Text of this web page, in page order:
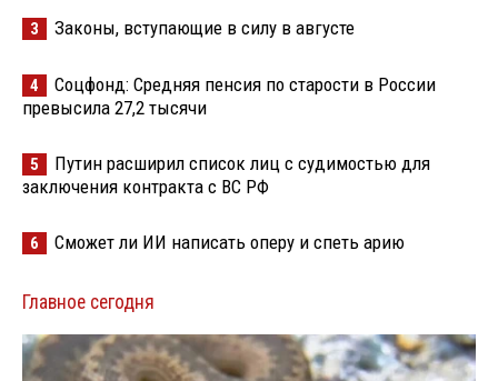
3 Законы, вступающие в силу в августе
4
Соцфонд: Средняя пенсия по старости в России
превысила 27,2 тысячи
5
Путин расширил список лиц с судимостью для
заключения контракта с ВС РФ
6 Сможет ли ИИ написать оперу и спеть арию
Главное сегодня